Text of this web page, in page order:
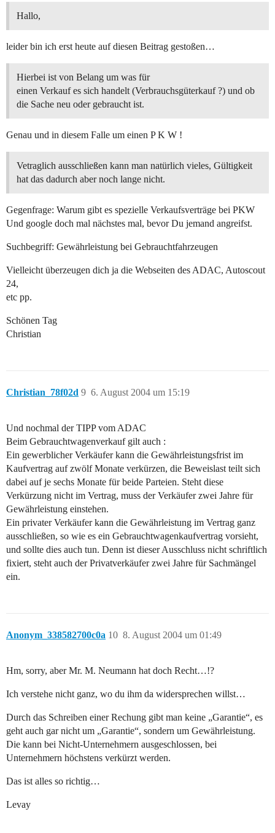
Hallo,
leider bin ich erst heute auf diesen Beitrag gestoßen…
Hierbei ist von Belang um was für
einen Verkauf es sich handelt (Verbrauchsgüterkauf ?) und ob
die Sache neu oder gebraucht ist.
Genau und in diesem Falle um einen P K W !
Vetraglich ausschließen kann man natürlich vieles, Gültigkeit
hat das dadurch aber noch lange nicht.
Gegenfrage: Warum gibt es spezielle Verkaufsverträge bei PKW
Und google doch mal nächstes mal, bevor Du jemand angreifst.
Suchbegriff: Gewährleistung bei Gebrauchtfahrzeugen
Vielleicht überzeugen dich ja die Webseiten des ADAC, Autoscout
24,
etc pp.
Schönen Tag
Christian
Christian_78f02d 6. August 2004 um 15:19
9
Und nochmal der TIPP vom ADAC
Beim Gebrauchtwagenverkauf gilt auch :
Ein gewerblicher Verkäufer kann die Gewährleistungsfrist im
Kaufvertrag auf zwölf Monate verkürzen, die Beweislast teilt sich
dabei auf je sechs Monate für beide Parteien. Steht diese
Verkürzung nicht im Vertrag, muss der Verkäufer zwei Jahre für
Gewährleistung einstehen.
Ein privater Verkäufer kann die Gewährleistung im Vertrag ganz
ausschließen, so wie es ein Gebrauchtwagenkaufvertrag vorsieht,
und sollte dies auch tun. Denn ist dieser Ausschluss nicht schriftlich
fixiert, steht auch der Privatverkäufer zwei Jahre für Sachmängel
ein.
Anonym_338582700c0a 8. August 2004 um 01:49
10
Hm, sorry, aber Mr. M. Neumann hat doch Recht…!?
Ich verstehe nicht ganz, wo du ihm da widersprechen willst…
Durch das Schreiben einer Rechung gibt man keine „Garantie“, es
geht auch gar nicht um „Garantie“, sondern um Gewährleistung.
Die kann bei Nicht-Unternehmern ausgeschlossen, bei
Unternehmern höchstens verkürzt werden.
Das ist alles so richtig…
Levay